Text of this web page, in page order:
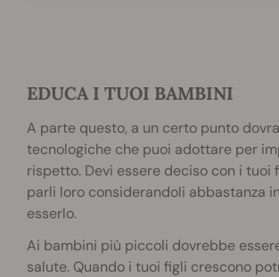
EDUCA I TUOI BAMBINI
A parte questo, a un certo punto
tecnologiche che puoi adottare per
rispetto. Devi essere deciso con i tuoi
parli loro considerandoli abbastanza
esserlo.
Ai bambini più piccoli dovrebbe
salute. Quando i tuoi figli crescono